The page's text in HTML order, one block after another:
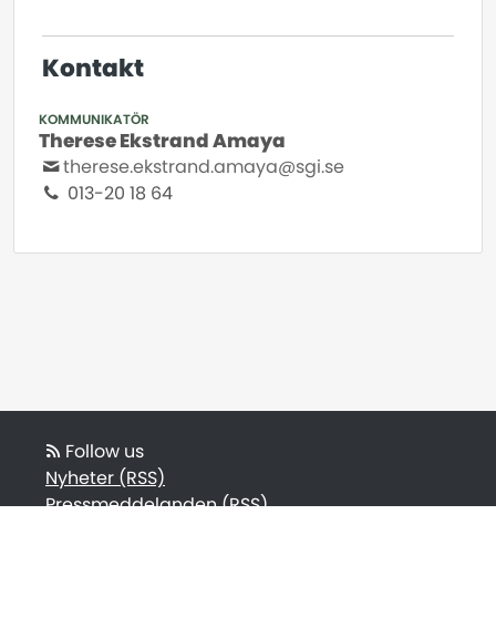
Kontakt
KOMMUNIKATÖR
Therese Ekstrand Amaya
therese.ekstrand.amaya@sgi.se
013-20 18 64
Follow us
Nyheter (RSS)
Pressmeddelanden (RSS)